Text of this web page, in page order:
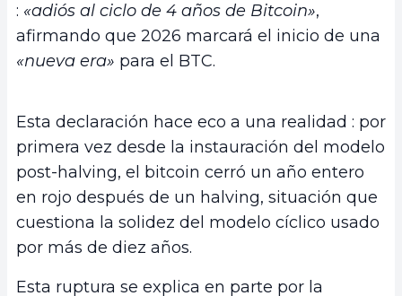
: «adiós al ciclo de 4 años de Bitcoin»,
afirmando que 2026 marcará el inicio de una
«nueva era» para el BTC.
Esta declaración hace eco a una realidad : por
primera vez desde la instauración del modelo
post-halving, el bitcoin cerró un año entero
en rojo después de un halving, situación que
cuestiona la solidez del modelo cíclico usado
por más de diez años.
Esta ruptura se explica en parte por la